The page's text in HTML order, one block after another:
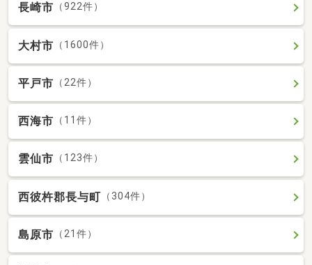
長崎市 （922件）
大村市 （1600件）
平戸市 （22件）
西海市 （11件）
雲仙市 （123件）
西彼杵郡長与町 （304件）
島原市 （21件）